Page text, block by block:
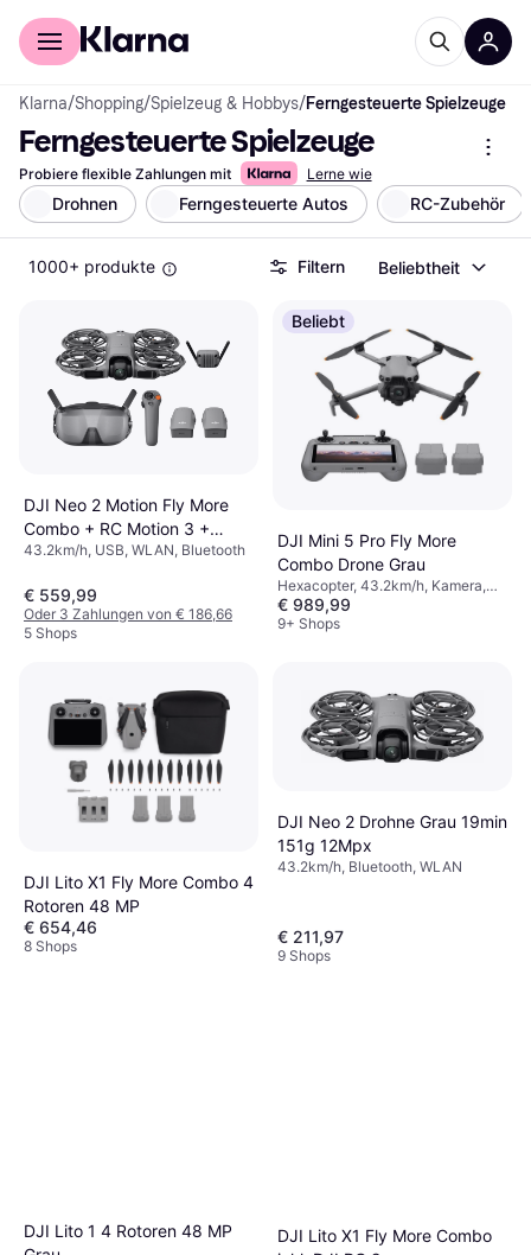
Für Shopper
Klarna/Shopping/Spielzeug & Hobbys/Ferngesteuerte Spielzeuge
Ferngesteuerte Spielzeuge
Probiere flexible Zahlungen mit Lerne wie
Drohnen Ferngesteuerte Autos RC-Zubehör
1000+ produkte Filtern Beliebtheit
DJI Neo 2 Motion Fly More
Combo + RC Motion 3 +
Goggles N3
43.2km/h, USB, WLAN, Bluetooth
€ 559,99
Oder 3 Zahlungen von € 186,66
5 Shops
Beliebt
DJI Mini 5 Pro Fly More
Combo Drone Grau
Hexacopter, 43.2km/h, Kamera,
Stütze für Gimbal,
Kamerabefestigung, WLAN, GPS,
€ 989,99
9+ Shops
DJI Lito X1 Fly More Combo 4
Rotoren 48 MP
€ 654,46
8 Shops
DJI Neo 2 Drohne Grau 19min
151g 12Mpx
43.2km/h, Bluetooth, WLAN
€ 211,97
9 Shops
DJI Lito 1 4 Rotoren 48 MP
DJI Lito X1 Fly More Combo